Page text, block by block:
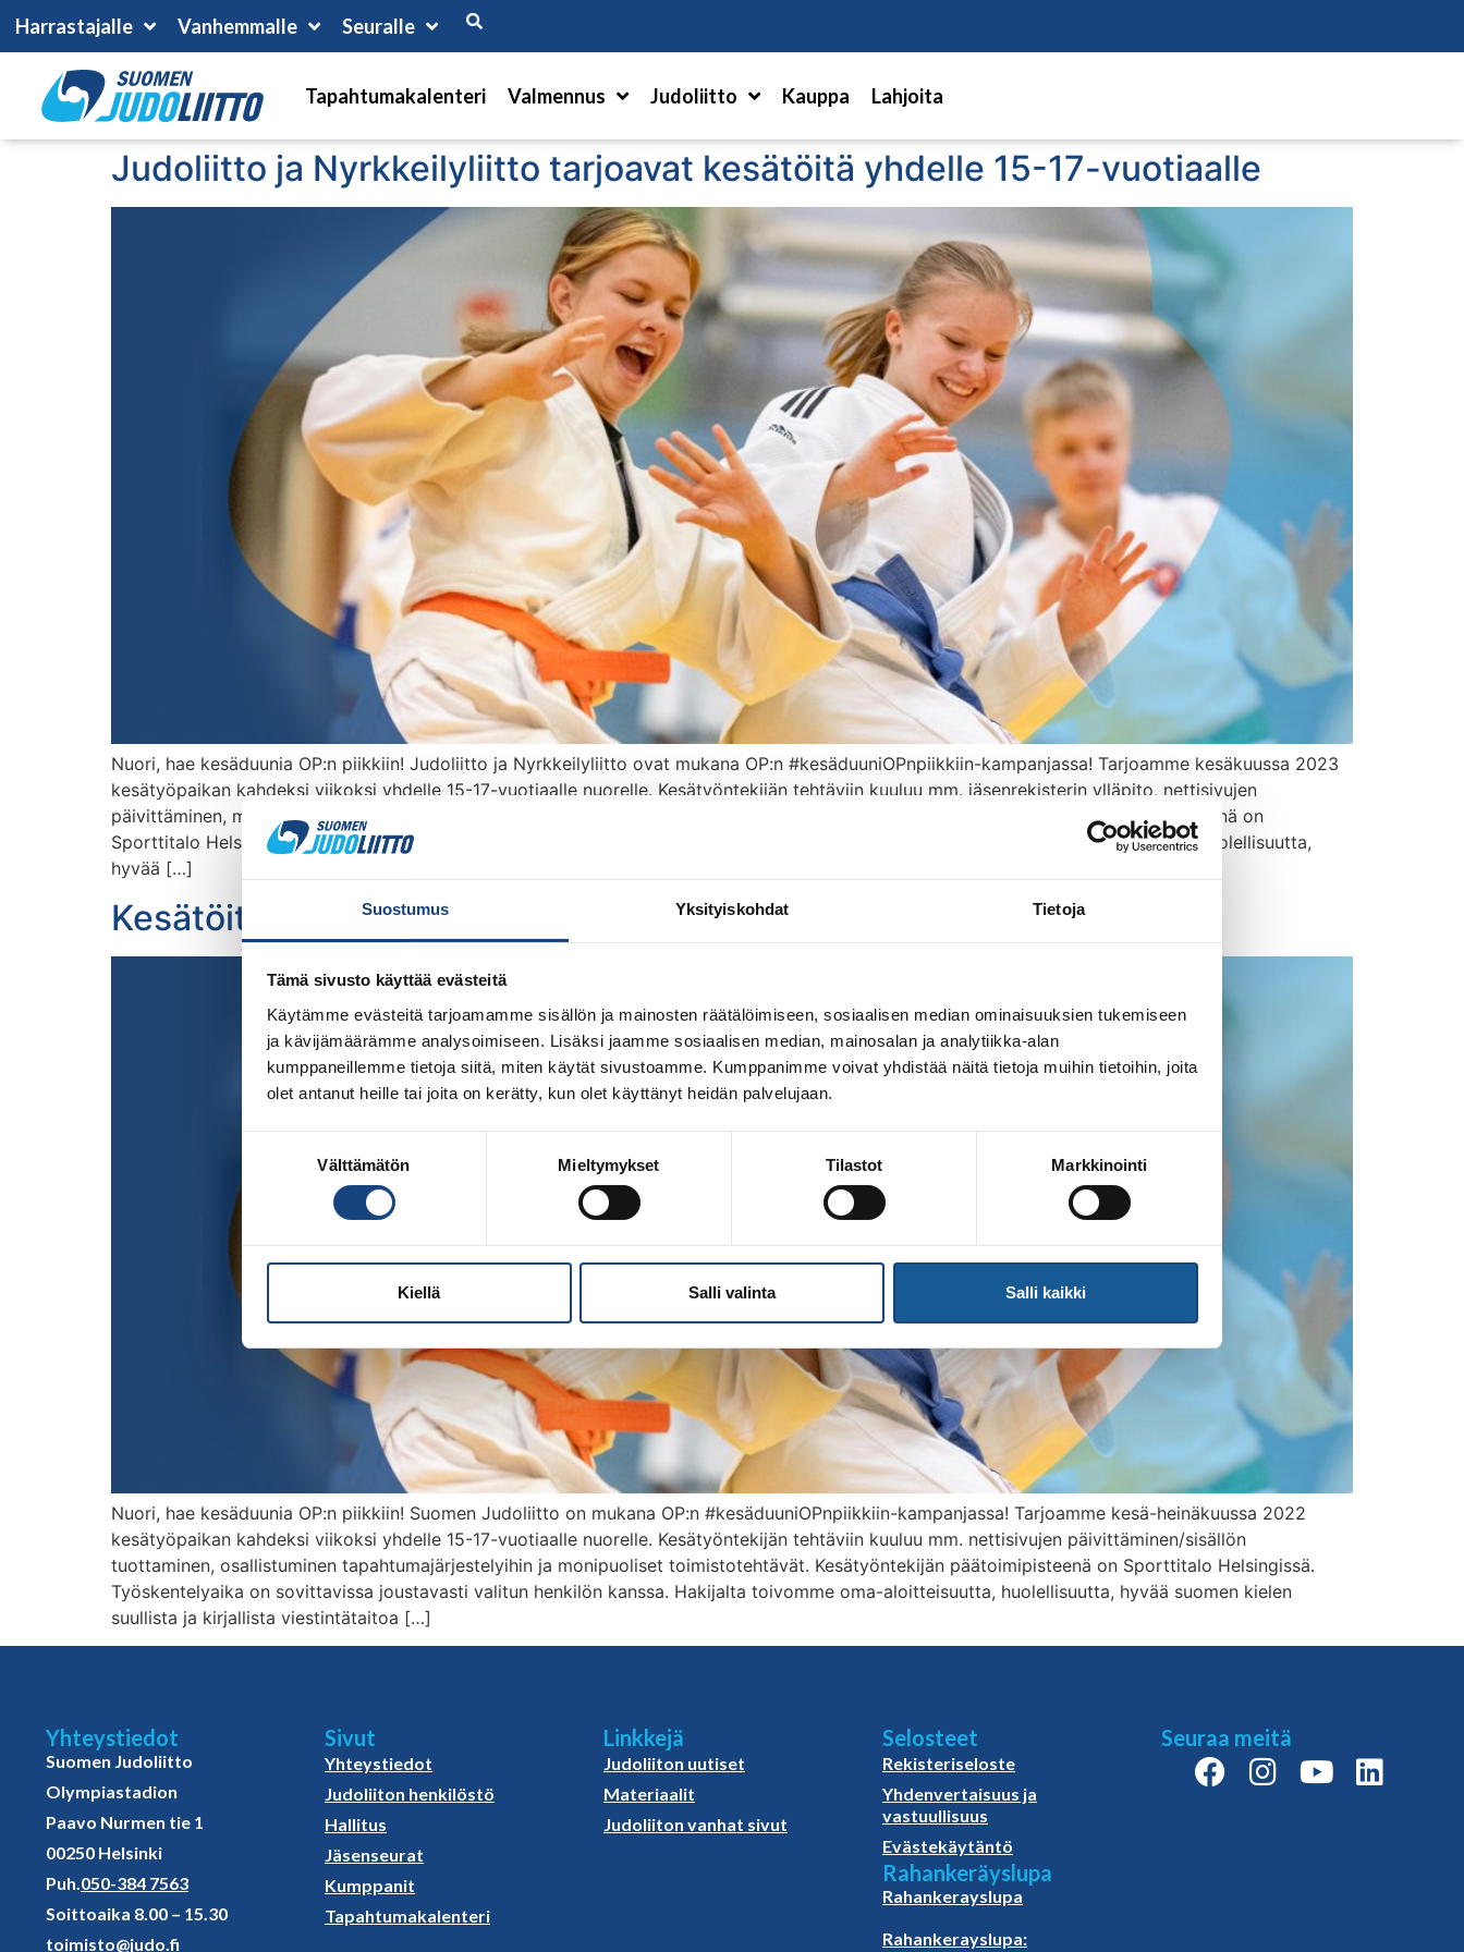
Suostumus Yksityiskohdat Tietoja
Tämä sivusto käyttää evästeitä
Käytämme evästeitä tarjoamamme sisällön ja mainosten räätälöimiseen, sosiaalisen median ominaisuuksien tukemiseen
ja kävijämäärämme analysoimiseen. Lisäksi jaamme sosiaalisen median, mainosalan ja analytiikka-alan
kumppaneillemme tietoja siitä, miten käytät sivustoamme. Kumppanimme voivat yhdistää näitä tietoja muihin tietoihin, joita
olet antanut heille tai joita on kerätty, kun olet käyttänyt heidän palvelujaan.
Välttämätön Mieltymykset Tilastot Markkinointi
Kiellä Salli valinta Salli kaikki
Harrastajalle Vanhemmalle Seuralle
Tapahtumakalenteri Valmennus Judoliitto Kauppa Lahjoita
Judoliitto ja Nyrkkeilyliitto tarjoavat kesätöitä yhdelle 15-17-vuotiaalle
Nuori, hae kesäduunia OP:n piikkiin! Judoliitto ja Nyrkkeilyliitto ovat mukana OP:n #kesäduuniOPnpiikkiin-kampanjassa! Tarjoamme kesäkuussa 2023
kesätyöpaikan kahdeksi viikoksi yhdelle 15-17-vuotiaalle nuorelle. Kesätyöntekijän tehtäviin kuuluu mm. jäsenrekisterin ylläpito, nettisivujen
päivittäminen, materiaalien postittaminen, arkistointi sekä varaston järjestely ja muut toimistotehtävät. Kesätyöntekijän päätoimipisteenä on
Sporttitalo Helsingissä. Työskentelyaika on sovittavissa joustavasti valitun henkilön kanssa. Hakijalta toivomme oma-aloitteisuutta, huolellisuutta,
hyvää […]
Kesätöitä Suomen Judoliitossa yhdelle 15-17-vuotiaalle
Nuori, hae kesäduunia OP:n piikkiin! Suomen Judoliitto on mukana OP:n #kesäduuniOPnpiikkiin-kampanjassa! Tarjoamme kesä-heinäkuussa 2022
kesätyöpaikan kahdeksi viikoksi yhdelle 15-17-vuotiaalle nuorelle. Kesätyöntekijän tehtäviin kuuluu mm. nettisivujen päivittäminen/sisällön
tuottaminen, osallistuminen tapahtumajärjestelyihin ja monipuoliset toimistotehtävät. Kesätyöntekijän päätoimipisteenä on Sporttitalo Helsingissä.
Työskentelyaika on sovittavissa joustavasti valitun henkilön kanssa. Hakijalta toivomme oma-aloitteisuutta, huolellisuutta, hyvää suomen kielen
suullista ja kirjallista viestintätaitoa […]
Yhteystiedot
Suomen Judoliitto
Olympiastadion
Paavo Nurmen tie 1
00250 Helsinki
Puh.050-384 7563
Soittoaika 8.00 – 15.30
toimisto@judo.fi
Sivut
Yhteystiedot
Judoliiton henkilöstö
Hallitus
Jäsenseurat
Kumppanit
Tapahtumakalenteri
Linkkejä
Judoliiton uutiset
Materiaalit
Judoliiton vanhat sivut
Selosteet
Rekisteriseloste
Yhdenvertaisuus ja
vastuullisuus
Evästekäytäntö
Rahankeräyslupa
Rahankerayslupa
Rahankerayslupa:
Seuraa meitä